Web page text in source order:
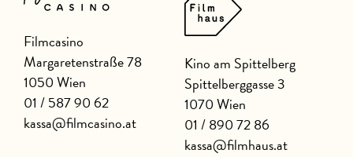
Filmcasino
Margaretenstraße 78
1050 Wien
01 / 587 90 62
kassa@filmcasino.at
Kino am Spittelberg
Spittelberggasse 3
1070 Wien
01 / 890 72 86
kassa@filmhaus.at